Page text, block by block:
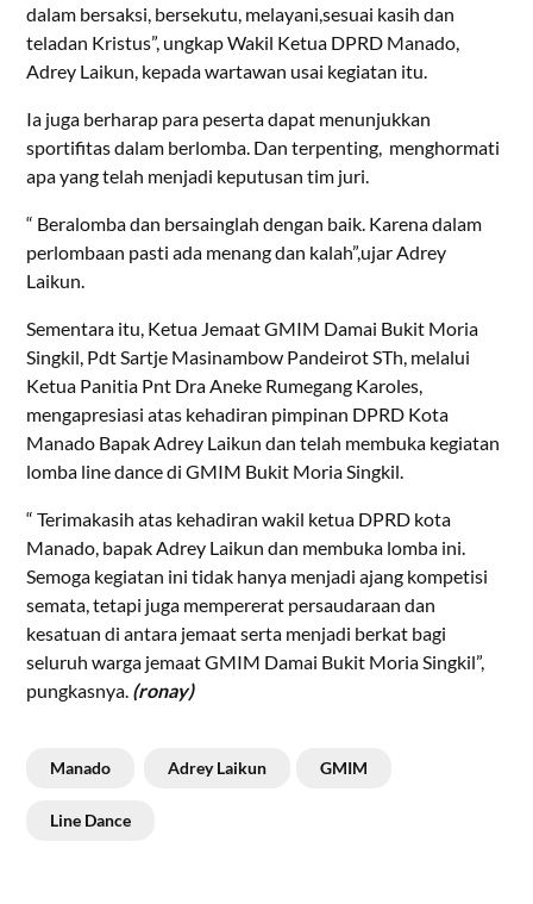
dalam bersaksi, bersekutu, melayani,sesuai kasih dan
teladan Kristus”, ungkap Wakil Ketua DPRD Manado,
Adrey Laikun, kepada wartawan usai kegiatan itu.
Ia juga berharap para peserta dapat menunjukkan
sportifitas dalam berlomba. Dan terpenting, menghormati
apa yang telah menjadi keputusan tim juri.
“ Beralomba dan bersainglah dengan baik. Karena dalam
perlombaan pasti ada menang dan kalah”,ujar Adrey
Laikun.
Sementara itu, Ketua Jemaat GMIM Damai Bukit Moria
Singkil, Pdt Sartje Masinambow Pandeirot STh, melalui
Ketua Panitia Pnt Dra Aneke Rumegang Karoles,
mengapresiasi atas kehadiran pimpinan DPRD Kota
Manado Bapak Adrey Laikun dan telah membuka kegiatan
lomba line dance di GMIM Bukit Moria Singkil.
“ Terimakasih atas kehadiran wakil ketua DPRD kota
Manado, bapak Adrey Laikun dan membuka lomba ini.
Semoga kegiatan ini tidak hanya menjadi ajang kompetisi
semata, tetapi juga mempererat persaudaraan dan
kesatuan di antara jemaat serta menjadi berkat bagi
seluruh warga jemaat GMIM Damai Bukit Moria Singkil”,
pungkasnya. (ronay)
Manado Adrey Laikun GMIM
Line Dance